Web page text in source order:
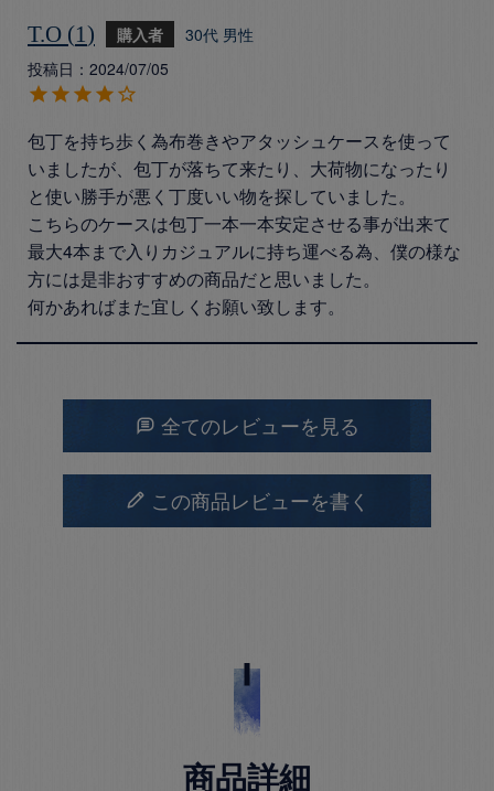
T.O 1 購入者 30代 男性
投稿日
2024/07/05
包丁を持ち歩く為布巻きやアタッシュケースを使って
いましたが、包丁が落ちて来たり、大荷物になったり
と使い勝手が悪く丁度いい物を探していました。
こちらのケースは包丁一本一本安定させる事が出来て
最大4本まで入りカジュアルに持ち運べる為、僕の様な
方には是非おすすめの商品だと思いました。
何かあればまた宜しくお願い致します。
全てのレビューを見る
この商品レビューを書く
商品詳細